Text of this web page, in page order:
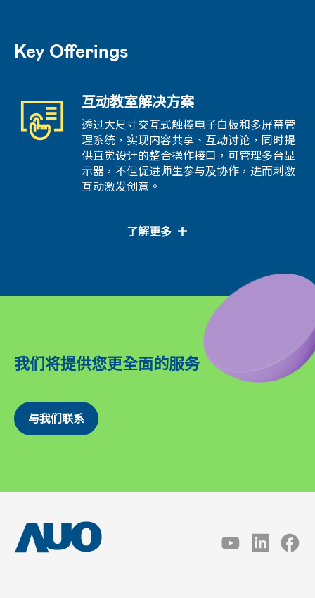
Key Offerings
互动教室解决方案
透过大尺寸交互式触控电子白板和多屏幕管
理系统，实现内容共享、互动讨论，同时提
供直觉设计的整合操作接口，可管理多台显
示器，不但促进师生参与及协作，进而刺激
互动激发创意。
了解更多
我们将提供您更全面的服务
与我们联系